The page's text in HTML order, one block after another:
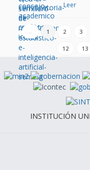
Leer
← 1 2 3
12 13
INSTITUCIÓN